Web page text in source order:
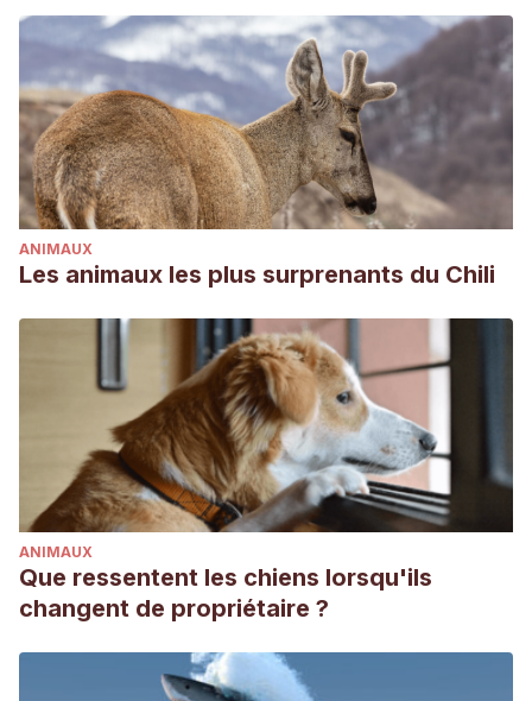
https://es.wikipedia.org/wiki/Millepora
WWF. (s. f.).Corales. Recuperado 14 de mayo de 2021, de
https://www.wwfca.org/especies_yllugares/corales/
ANIMAUX
Les animaux les plus surprenants du Chili
ANIMAUX
Que ressentent les chiens lorsqu'ils
changent de propriétaire ?